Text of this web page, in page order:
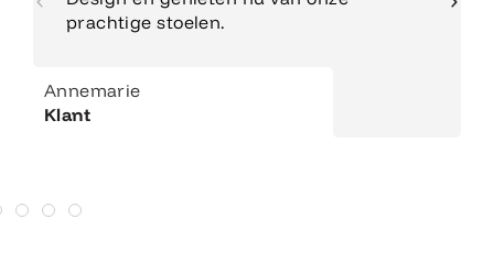
prachtige stoelen.
Annemarie
Klant